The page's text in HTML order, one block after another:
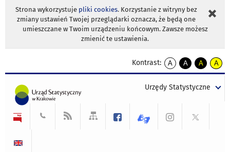
Strona wykorzystuje pliki cookies. Korzystanie z witryny bez
zmiany ustawień Twojej przeglądarki oznacza, że będą one
umieszczane w Twoim urządzeniu końcowym. Zawsze możesz
zmienić te ustawienia.
Kontrast:
A
kontrast
A
kontrast
tekst
czarnym
A
kontrast
tekst
czarnym
A
tekst
żółtym
Urzędy Statystyczne